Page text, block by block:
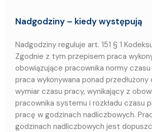
Nadgodziny – kiedy występują
Nadgodziny reguluje art. 151 § 1
Zgodnie z tym przepisem praca
obowiązujące pracownika normy
praca wykonywana ponad
wymiar czasu pracy, wynikający z
pracownika systemu i rozkładu czasu
pracę w godzinach nadliczbowych.
godzinach nadliczbowych jest